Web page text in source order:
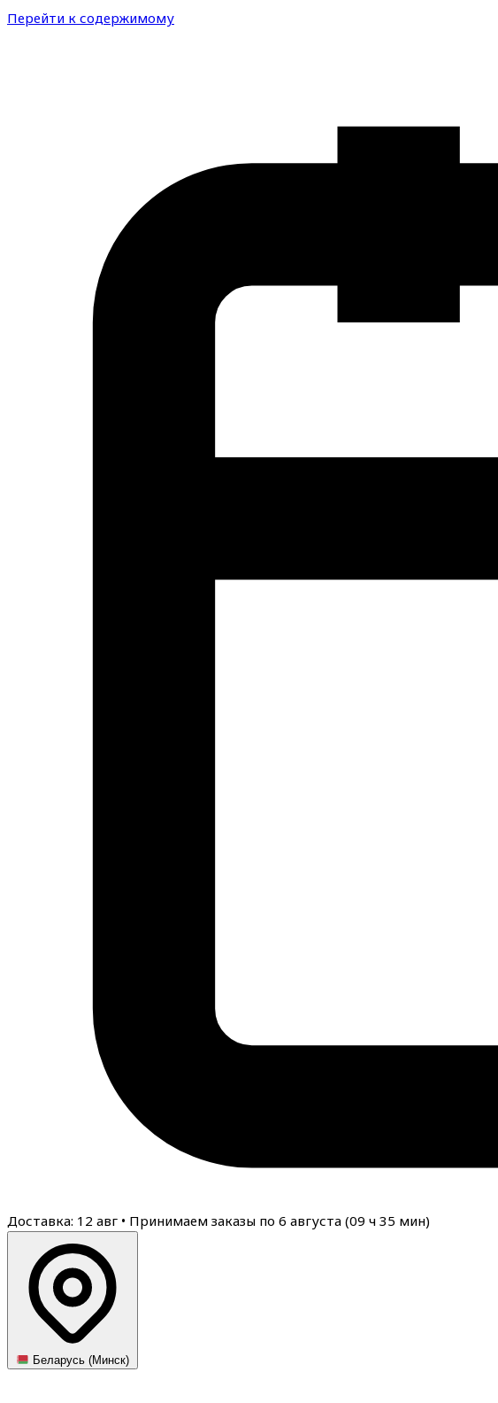
Перейти к содержимому
Доставка: 12 авг • Принимаем заказы по 6 августа (09 ч 34 мин)
Беларусь (Минск)